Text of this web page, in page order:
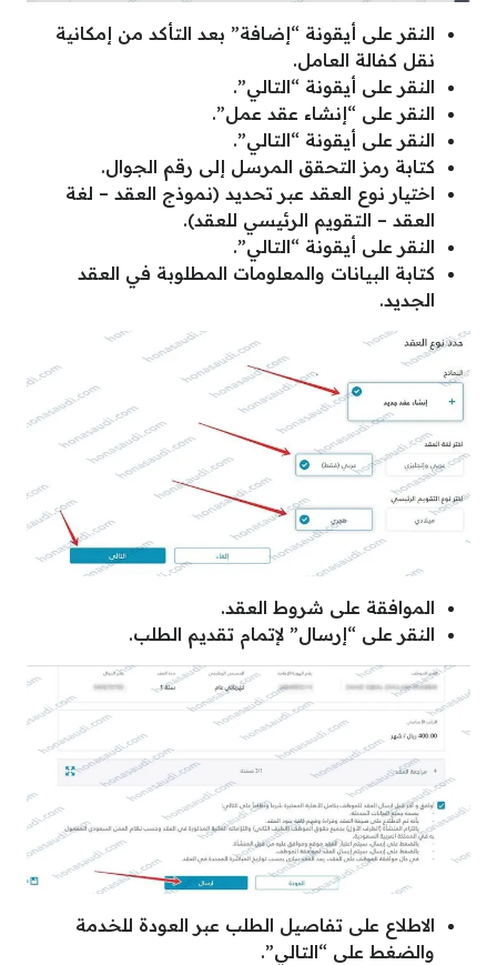
النقر على أيقونة “إضافة” بعد التأكد من إمكانية
نقل كفالة العامل.
النقر على أيقونة “التالي”.
النقر على “إنشاء عقد عمل”.
النقر على أيقونة “التالي”.
كتابة رمز التحقق المرسل إلى رقم الجوال.
اختيار نوع العقد عبر تحديد (نموذج العقد – لغة
العقد – التقويم الرئيسي للعقد).
النقر على أيقونة “التالي”.
كتابة البيانات والمعلومات المطلوبة في العقد
الجديد.
الموافقة على شروط العقد.
النقر على “إرسال” لإتمام تقديم الطلب.
الاطلاع على تفاصيل الطلب عبر العودة للخدمة
والضغط على “التالي”.